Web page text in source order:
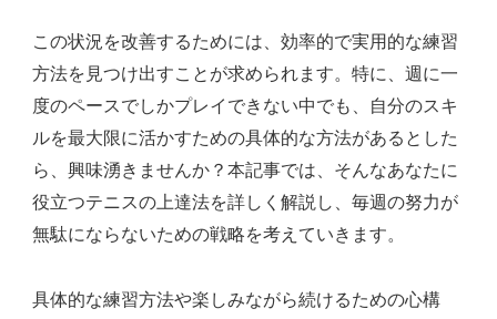
この状況を改善するためには、効率的で実用的な練習
方法を見つけ出すことが求められます。特に、週に一
度のペースでしかプレイできない中でも、自分のスキ
ルを最大限に活かすための具体的な方法があるとした
ら、興味湧きませんか？本記事では、そんなあなたに
役立つテニスの上達法を詳しく解説し、毎週の努力が
無駄にならないための戦略を考えていきます。
具体的な練習方法や楽しみながら続けるための心構